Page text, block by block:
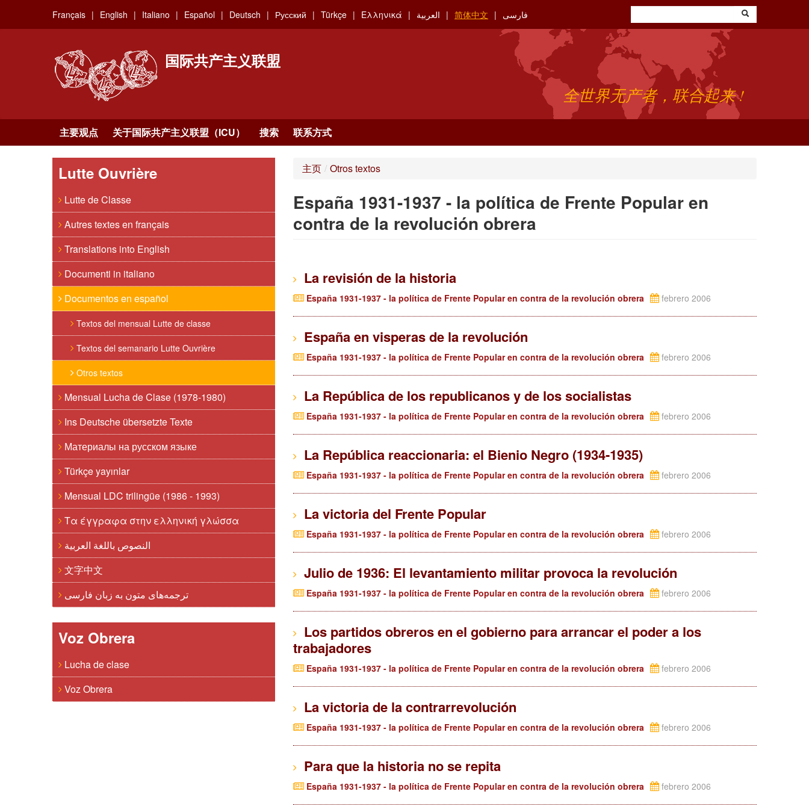
main
Français English Italiano Español Deutsch Русский Türkçe Ελληνικά العربية 简体中文 فارسی
国际共产主义联盟
全世界无产者，联合起来 !
主要观点 关于国际共产主义联盟（ICU） 搜索 联系方式
Lutte Ouvrière
Lutte de Classe
Autres textes en français
Translations into English
Documenti in italiano
Documentos en español
Textos del mensual Lutte de classe
Textos del semanario Lutte Ouvrière
Otros textos
Mensual Lucha de Clase (1978-1980)
Ins Deutsche übersetzte Texte
Материалы на русском языке
Türkçe yayınlar
Mensual LDC trilingüe (1986 - 1993)
Τα έγγραφα στην ελληνική γλώσσα
النصوص باللغة العربية
文字中文
ترجمه‌های متون به زبان فارسی
Voz Obrera
Lucha de clase
Voz Obrera
主页 / Otros textos
España 1931-1937 - la política de Frente Popular en
contra de la revolución obrera
La revisión de la historia
España 1931-1937 - la política de Frente Popular en contra de la revolución obrera febrero 2006
España en visperas de la revolución
España 1931-1937 - la política de Frente Popular en contra de la revolución obrera febrero 2006
La República de los republicanos y de los socialistas
España 1931-1937 - la política de Frente Popular en contra de la revolución obrera febrero 2006
La República reaccionaria: el Bienio Negro (1934-1935)
España 1931-1937 - la política de Frente Popular en contra de la revolución obrera febrero 2006
La victoria del Frente Popular
España 1931-1937 - la política de Frente Popular en contra de la revolución obrera febrero 2006
Julio de 1936: El levantamiento militar provoca la revolución
España 1931-1937 - la política de Frente Popular en contra de la revolución obrera febrero 2006
Los partidos obreros en el gobierno para arrancar el poder a los
trabajadores
España 1931-1937 - la política de Frente Popular en contra de la revolución obrera febrero 2006
La victoria de la contrarrevolución
España 1931-1937 - la política de Frente Popular en contra de la revolución obrera febrero 2006
Para que la historia no se repita
España 1931-1937 - la política de Frente Popular en contra de la revolución obrera febrero 2006